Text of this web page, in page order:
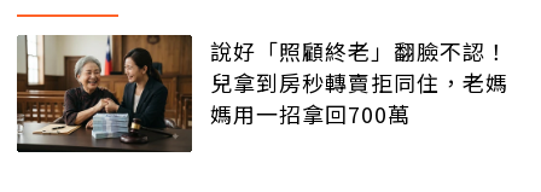
說好「照顧終老」翻臉不認！
兒拿到房秒轉賣拒同住，老媽
媽用一招拿回700萬